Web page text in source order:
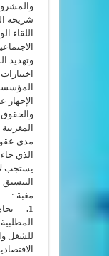
شريحة
اللقاء
وتهديد
والحقوق
مدى
الذي
يستجب
مغبة :
1.
للشغل